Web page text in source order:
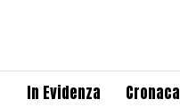
In Evidenza Cronaca